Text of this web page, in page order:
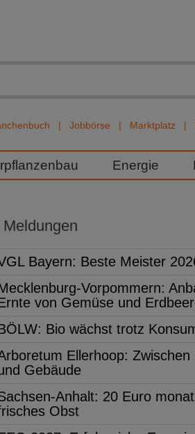
Jobbörse Marktplatz
Energie
Bayern: Beste Meister
Vorpommern:
von Gemüse und
Bio wächst trotz
Ellerhoop: Zwischen
Gebäude
Anhalt: 20 Euro
Obst